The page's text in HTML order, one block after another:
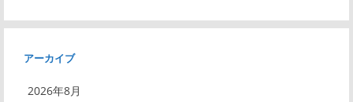
アーカイブ
2026年8月